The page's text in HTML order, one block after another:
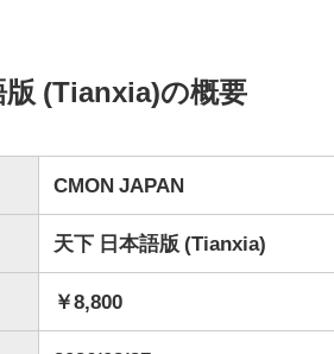
版 (Tianxia)の概要
CMON JAPAN
天下 日本語版 (Tianxia)
￥8,800